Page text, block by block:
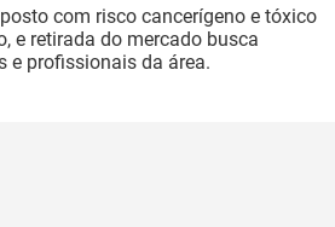
com risco cancerígeno e tóxico
e retirada do mercado busca
e profissionais da área.